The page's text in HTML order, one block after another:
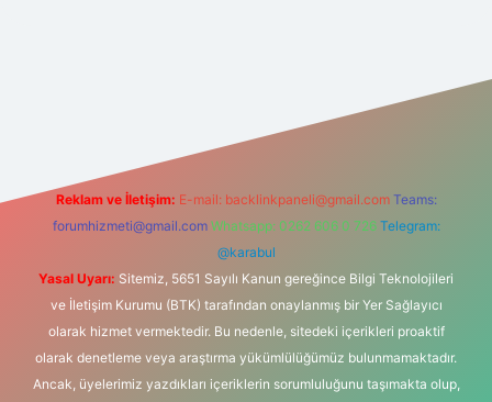
Reklam ve İletişim: E-mail: backlinkpaneli@gmail.com Teams:
forumhizmeti@gmail.com Whatsapp: 0262 606 0 726 Telegram:
@karabul
Yasal Uyarı: Sitemiz, 5651 Sayılı Kanun gereğince Bilgi Teknolojileri
ve İletişim Kurumu (BTK) tarafından onaylanmış bir Yer Sağlayıcı
olarak hizmet vermektedir. Bu nedenle, sitedeki içerikleri proaktif
olarak denetleme veya araştırma yükümlülüğümüz bulunmamaktadır.
Ancak, üyelerimiz yazdıkları içeriklerin sorumluluğunu taşımakta olup,